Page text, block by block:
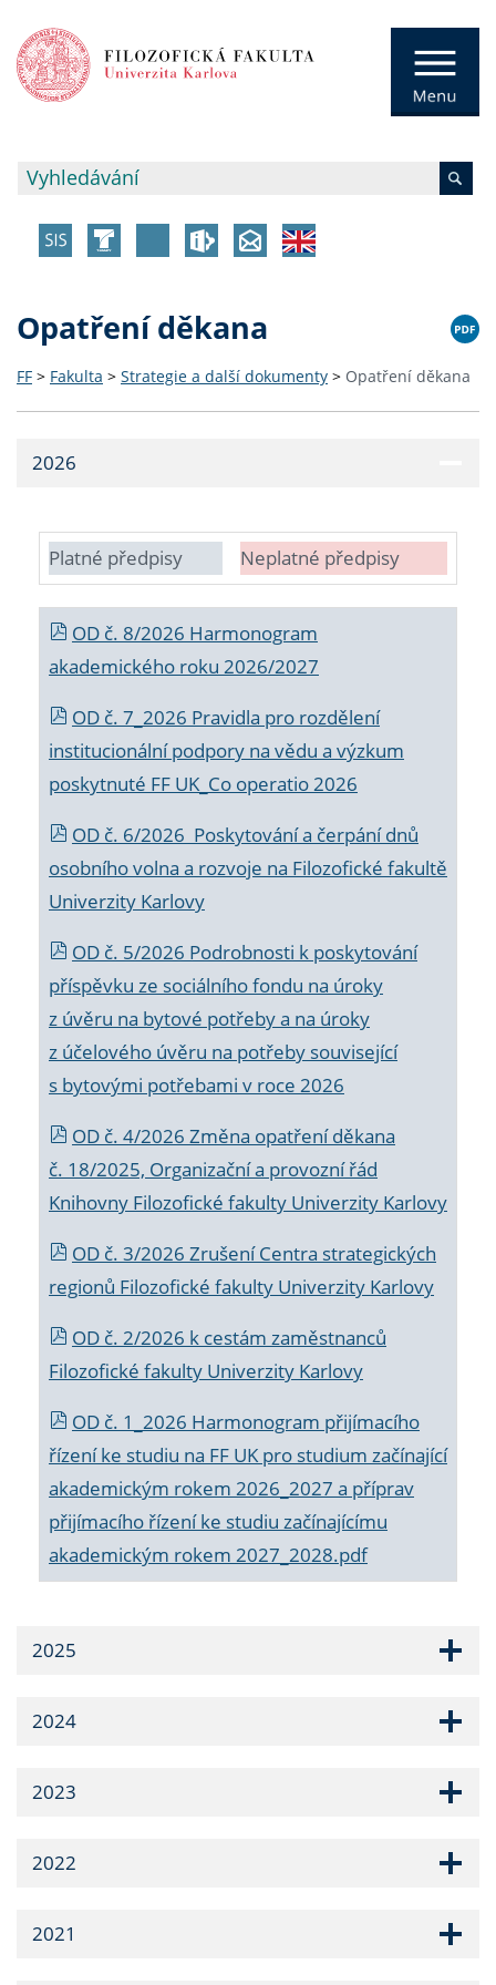
Opatření děkana
FF > Fakulta > Strategie a další dokumenty > Opatření děkana
2026
Platné předpisy Neplatné předpisy
OD č. 8/2026 Harmonogram
akademického roku 2026/2027
OD č. 7_2026 Pravidla pro rozdělení
institucionální podpory na vědu a výzkum
poskytnuté FF UK_Co operatio 2026
OD č. 6/2026 Poskytování a čerpání dnů
osobního volna a rozvoje na Filozofické fakultě
Univerzity Karlovy
OD č. 5/2026 Podrobnosti k poskytování
příspěvku ze sociálního fondu na úroky
z úvěru na bytové potřeby a na úroky
z účelového úvěru na potřeby související
s bytovými potřebami v roce 2026
OD č. 4/2026 Změna opatření děkana
č. 18/2025, Organizační a provozní řád
Knihovny Filozofické fakulty Univerzity Karlovy
OD č. 3/2026 Zrušení Centra strategických
regionů Filozofické fakulty Univerzity Karlovy
OD č. 2/2026 k cestám zaměstnanců
Filozofické fakulty Univerzity Karlovy
OD č. 1_2026 Harmonogram přijímacího
řízení ke studiu na FF UK pro studium začínající
akademickým rokem 2026_2027 a příprav
přijímacího řízení ke studiu začínajícímu
akademickým rokem 2027_2028.pdf
2025
2024
2023
2022
2021